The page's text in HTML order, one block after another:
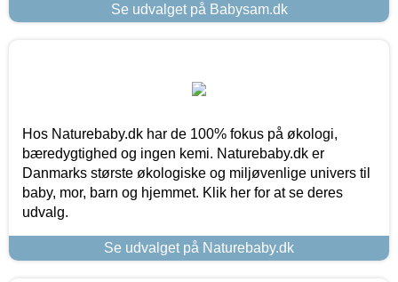
Se udvalget på Babysam.dk
Hos Naturebaby.dk har de 100% fokus på økologi,
bæredygtighed og ingen kemi. Naturebaby.dk er
Danmarks største økologiske og miljøvenlige univers til
baby, mor, barn og hjemmet. Klik her for at se deres
udvalg.
Se udvalget på Naturebaby.dk